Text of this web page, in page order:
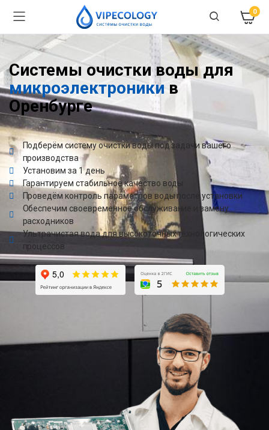
0
Системы очистки воды для
микроэлектроникив
Оренбурге
Подберём систему очистки воды под задачи вашего
производства
Установим за 1 день
Гарантируем стабильное качество воды
Проведём контроль параметров воды после установки
Обеспечим своевременное обслуживание и замену
расходников
Ультрачистая вода для высокоточных технологических
процессов